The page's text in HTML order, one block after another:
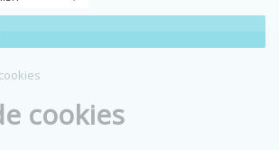
cookies